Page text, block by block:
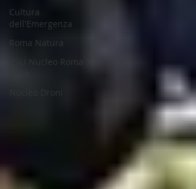
Cultura
dell'Emergenza
Roma Natura
CSLI Nucleo Roma
Nucleo Droni